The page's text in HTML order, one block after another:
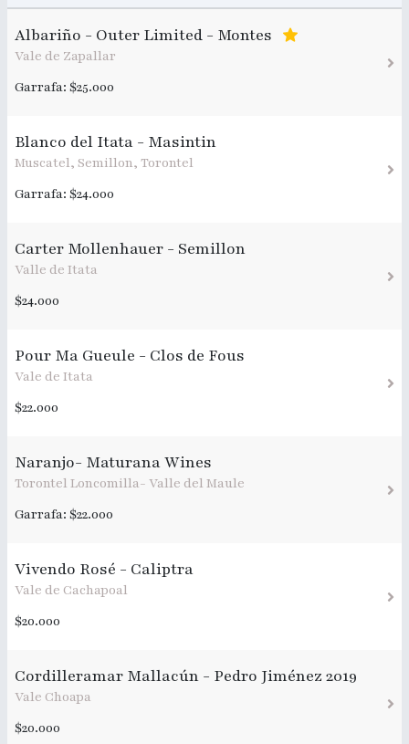
Albariño - Outer Limited - Montes
Vale de Zapallar
Garrafa: $25.000
Blanco del Itata - Masintin
Muscatel, Semillon, Torontel
Garrafa: $24.000
Carter Mollenhauer - Semillon
Valle de Itata
$24.000
Pour Ma Gueule - Clos de Fous
Vale de Itata
$22.000
Naranjo- Maturana Wines
Torontel Loncomilla- Valle del Maule
Garrafa: $22.000
Vivendo Rosé - Caliptra
Vale de Cachapoal
$20.000
Cordilleramar Mallacún - Pedro Jiménez 2019
Vale Choapa
$20.000